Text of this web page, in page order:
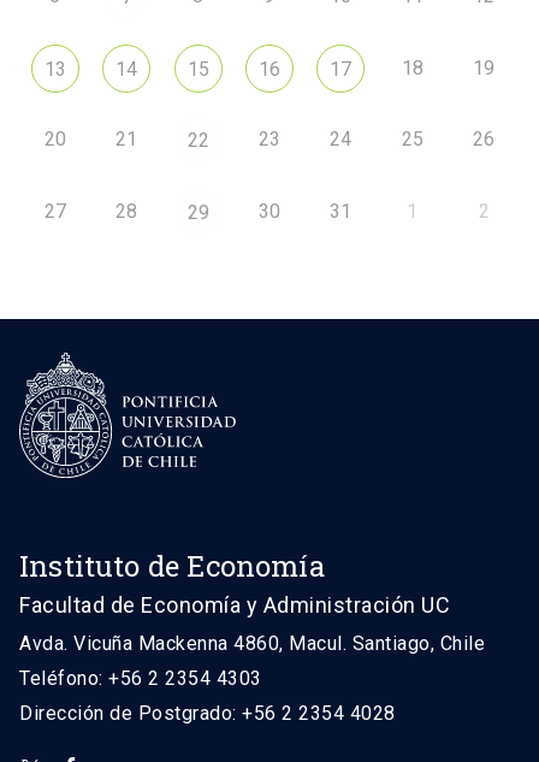
13 14 15 16 17 18 19
20 21 22 23 24 25 26
27 28 29 30 31 1 2
Instituto de Economía
Facultad de Economía y Administración UC
Avda. Vicuña Mackenna 4860, Macul. Santiago, Chile
Teléfono: +56 2 2354 4303
Dirección de Postgrado: +56 2 2354 4028